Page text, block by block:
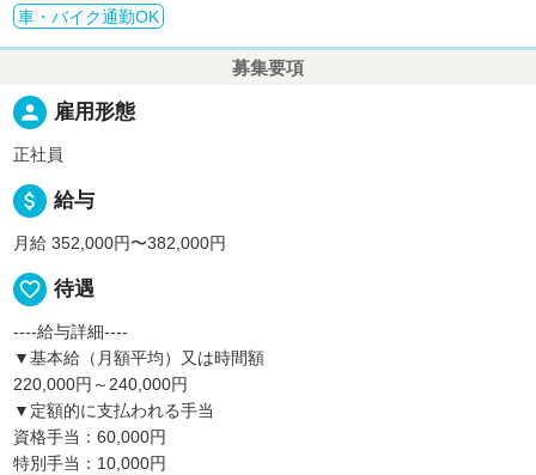
車・バイク通勤OK
募集要項
person 雇用形態
正社員
attach_money 給与
月給 352,000円〜382,000円
favorite_border 待遇
----給与詳細----
▼基本給（月額平均）又は時間額
220,000円～240,000円
▼定額的に支払われる手当
資格手当：60,000円
特別手当：10,000円